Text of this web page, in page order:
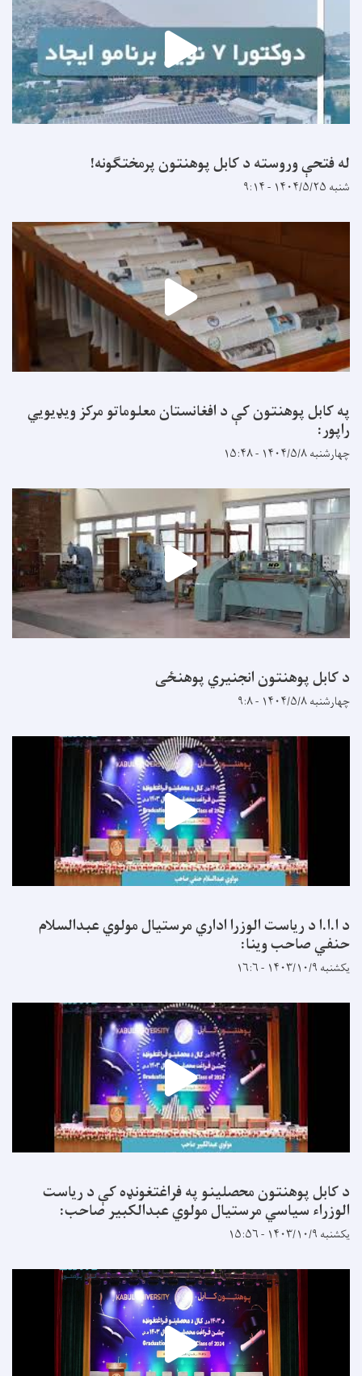
له فتحې وروسته د کابل پوهنتون پرمختګونه!
شنبه ۱۴۰۴/۵/۲۵ - ۹:۱۴
په کابل پوهنتون کې د افغانستان معلوماتو مرکز ویډیويي
راپور:
چهارشنبه ۱۴۰۴/۵/۸ - ۱۵:۴۸
د کابل پوهنتون انجنیري پوهنځی
چهارشنبه ۱۴۰۴/۵/۸ - ۹:۸
د ا.ا.ا د ریاست الوزرا اداري مرستیال مولوي عبدالسلام
حنفي صاحب وینا:
یکشنبه ۱۴۰۳/۱۰/۹ - ۱۶:۶
د کابل پوهنتون محصلینو په فراغتغونډه کې د ریاست
الوزراء سیاسي مرستیال مولوي عبدالکبیر صاحب:
یکشنبه ۱۴۰۳/۱۰/۹ - ۱۵:۵۶